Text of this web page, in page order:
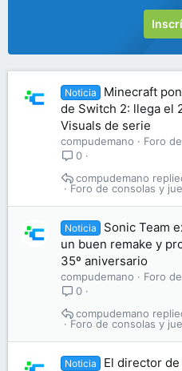
Noticia
Minecraft
de Switch 2: llega el
Visuals de serie
compudemano
Foro
0
Foro de consolas y
compudemano
Noticia
Sonic Team
un buen remake y
35º aniversario
compudemano
Foro
0
Foro de consolas y
compudemano
Noticia
El director